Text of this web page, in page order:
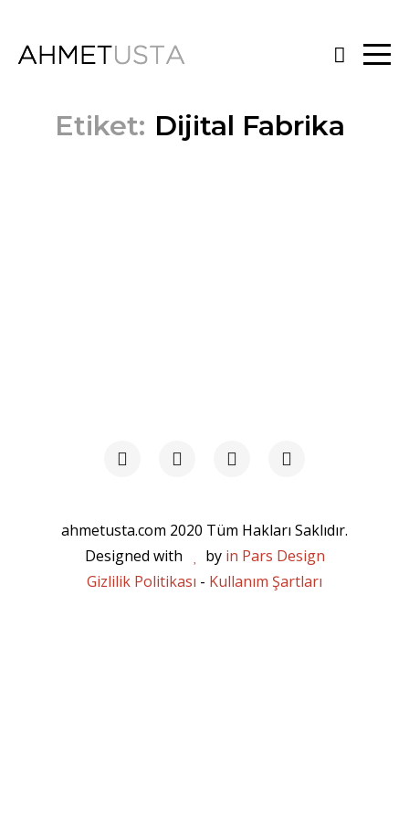
Etiket: Dijital Fabrika
ahmetusta.com 2020 Tüm Hakları Saklıdır.
Designed with
by in Pars Design
Gizlilik Politikası - Kullanım Şartları